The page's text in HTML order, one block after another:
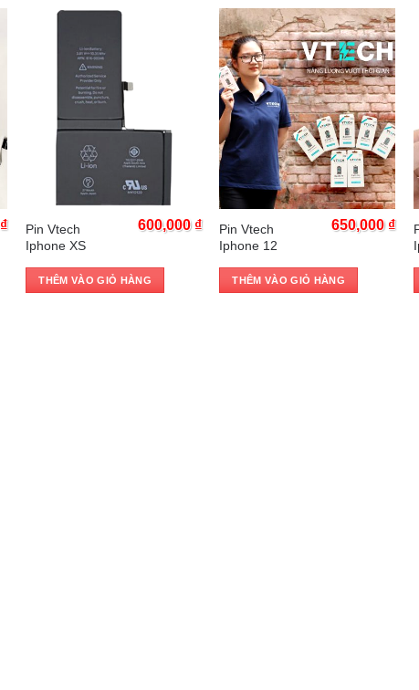
₫
Trả góp 0%
Pin Vtech
Iphone XS
600,000 ₫
THÊM VÀO GIỎ HÀNG
Trả góp 0%
Pin Vtech
Iphone 12
650,000 ₫
THÊM VÀO GIỎ HÀNG